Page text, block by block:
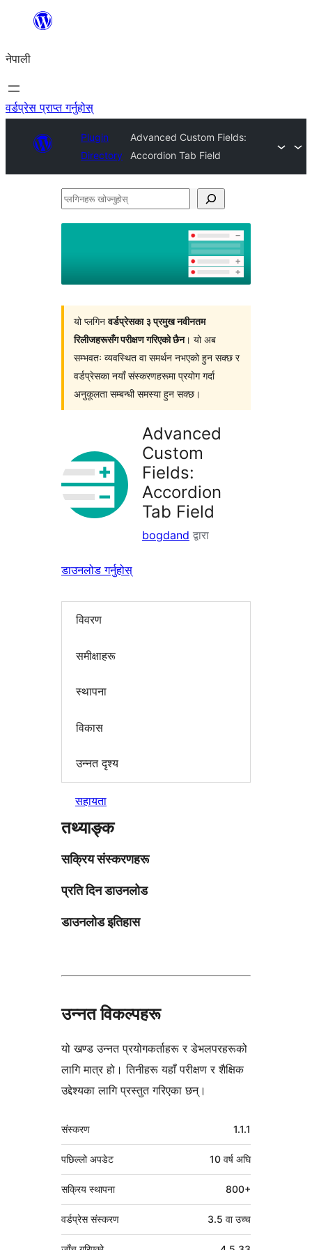
सामग्रीमा
नेपाली
वर्डप्रेस प्राप्त गर्नुहोस्
Plugin
Directory
Advanced Custom Fields:
Accordion Tab Field
प्लगिनहरू
यो प्लगिनवर्डप्रेसका ३ प्रमुख नवीनतम
रिलीजहरूसँग परीक्षण गरिएको छैन। यो अब
सम्भवतः व्यवस्थित वा समर्थन नभएको हुन सक्छ र
वर्डप्रेसका नयाँ संस्करणहरूमा प्रयोग गर्दा
अनुकूलता सम्बन्धी समस्या हुन सक्छ।
Advanced
Custom
Fields:
Accordion
Tab Field
bogdand द्वारा
डाउनलोड गर्नुहोस्
विवरण
समीक्षाहरू
स्थापना
विकास
उन्नत दृश्य
सहायता
तथ्याङ्क
सक्रिय संस्करणहरू
प्रति दिन डाउनलोड
डाउनलोड इतिहास
उन्नत विकल्पहरू
यो खण्ड उन्नत प्रयोगकर्ताहरू र डेभलपरहरूको
लागि मात्र हो। तिनीहरू यहाँ परीक्षण र शैक्षिक
उद्देश्यका लागि प्रस्तुत गरिएका छन्।
मेटा
संस्करण 1.1.1
पछिल्लो अपडेट 10 वर्ष अघि
सक्रिय स्थापना 800+
वर्डप्रेस संस्करण 3.5 वा उच्च